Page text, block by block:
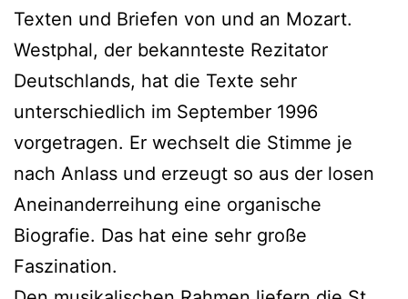
Texten und Briefen von und an Mozart.
Westphal, der bekannteste Rezitator
Deutschlands, hat die Texte sehr
unterschiedlich im September 1996
vorgetragen. Er wechselt die Stimme je
nach Anlass und erzeugt so aus der losen
Aneinanderreihung eine organische
Biografie. Das hat eine sehr große
Faszination.